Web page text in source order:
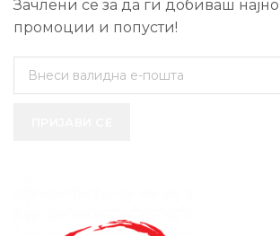
Зачлени се за да ги добиваш
промоции и попусти!